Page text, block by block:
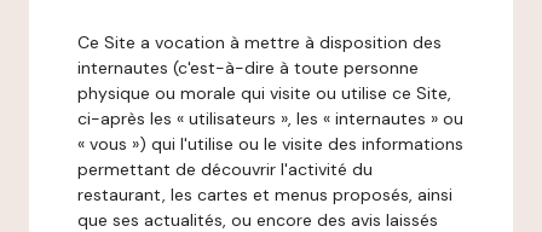
Ce Site a vocation à mettre à disposition des
internautes (c'est-à-dire à toute personne
physique ou morale qui visite ou utilise ce Site,
ci-après les « utilisateurs », les « internautes » ou
« vous ») qui l'utilise ou le visite des informations
permettant de découvrir l'activité du
restaurant, les cartes et menus proposés, ainsi
que ses actualités, ou encore des avis laissés